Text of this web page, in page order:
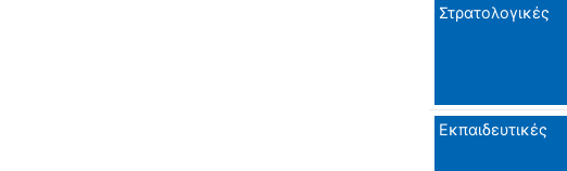
Στρατολογικές
Εκπαιδευτικές